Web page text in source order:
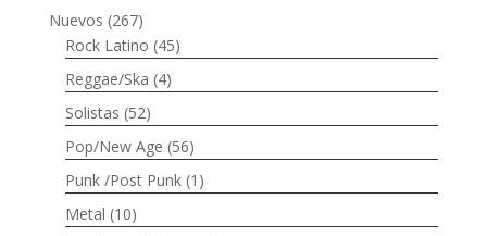
Nuevos (267)
Rock Latino (45)
Reggae/Ska (4)
Solistas (52)
Pop/New Age (56)
Punk /Post Punk (1)
Metal (10)